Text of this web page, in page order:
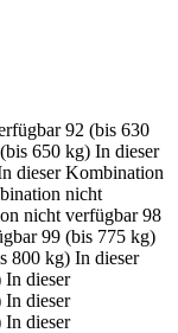
92 (bis 630
650 kg) In dieser
dieser Kombination
nicht
nicht verfügbar 98
99 (bis 775 kg)
800 kg) In dieser
In dieser
In dieser
In dieser